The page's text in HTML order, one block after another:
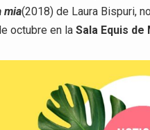
mia(2018) de Laura Bispuri,
octubre en laSala Equis de